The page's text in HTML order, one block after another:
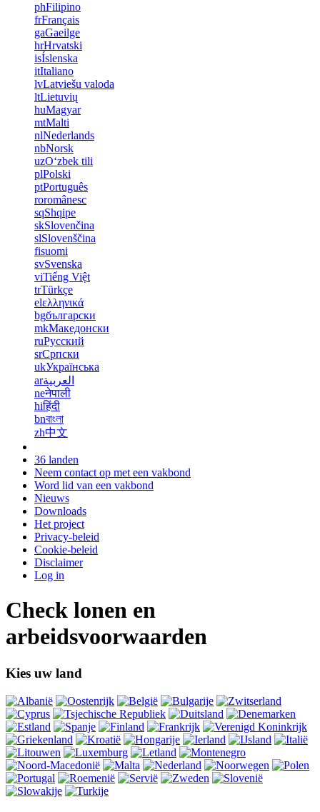
phFilipino
frFrançais
gaGaeilge
hrHrvatski
isÍslenska
itItaliano
lvLatviešu valoda
ltLietuvių
huMagyar
mtMalti
nlNederlands
nbNorsk
uzOʻzbek tili
plPolski
ptPortuguês
roromânesc
sqShqipe
skSlovenčina
slSlovenščina
fisuomi
svSvenska
viTiếng Việt
trTürkçe
elελληνικά
bgбългарски
mkМакедонски
ruРусский
srСрпски
ukУкраїнська
arالعربية
neनेपाली
hiहिंदी
bnবাংলা
zh中文
36 landen
Neem contact op met een vakbond
Word lid van een vakbond
Nieuws
Downloads
Het project
Privacy-beleid
Cookie-beleid
Disclaimer
Log in
Check lonen en
arbeidsvoorwaarden
Kies uw land